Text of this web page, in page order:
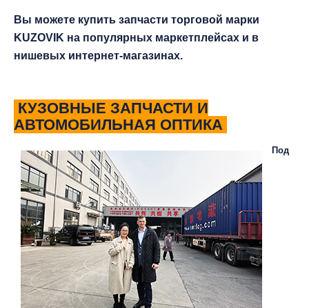
Вы можете купить запчасти торговой марки
KUZOVIK на популярных маркетплейсах и в
нишевых интернет-магазинах.
КУЗОВНЫЕ ЗАПЧАСТИ И
АВТОМОБИЛЬНАЯ ОПТИКА
Под